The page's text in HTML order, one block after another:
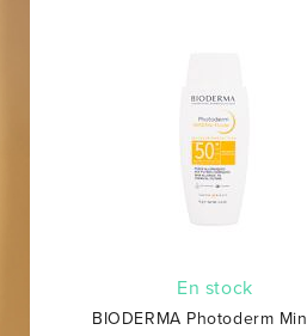
En stock
BIODERMA Photoderm